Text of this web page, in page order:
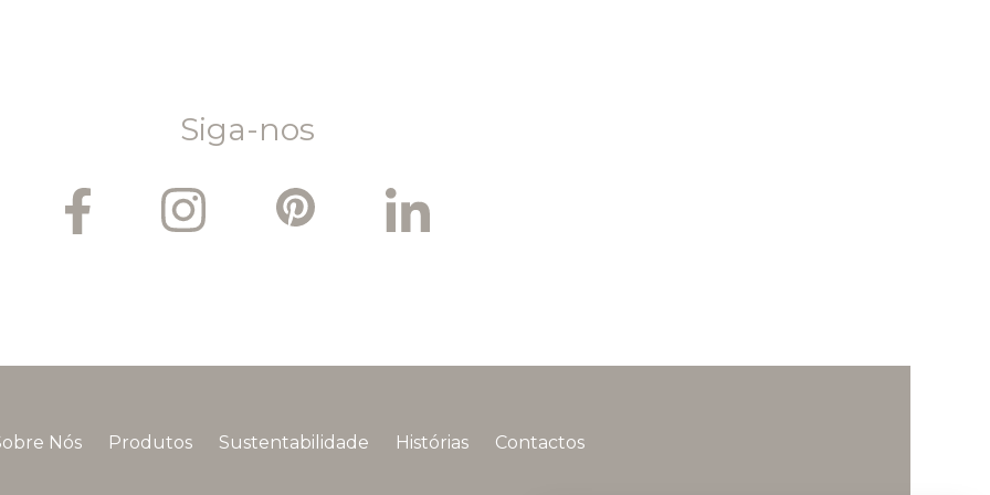
Siga-nos
Nós Produtos Sustentabilidade Histórias Contactos